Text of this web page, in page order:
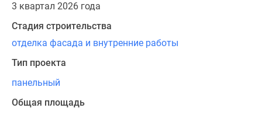
3 квартал 2026 года
Стадия строительства
отделка фасада и внутренние работы
Тип проекта
панельный
Общая площадь